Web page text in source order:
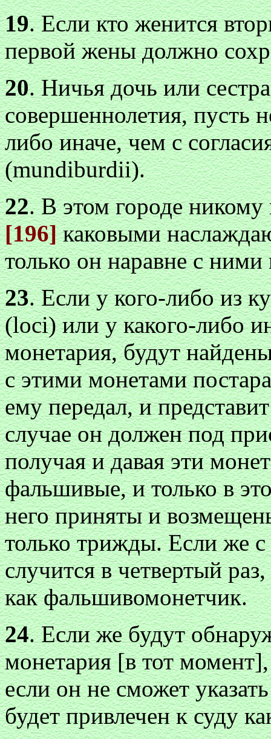
19. Если кто женится
первой жены должно
20. Ничья дочь или
совершеннолетия, пусть
либо иначе, чем с
(mundiburdii).
22. В этом городе никому
[196]каковыми
только он наравне с
23. Если у кого-либо из
(loci) или у какого-либо
монетария, будут
с этими монетами
ему передал, и
случае он должен под
получая и давая эти
фальшивые, и только в
него приняты и
только трижды. Если же
случится в четвертый
как фальшивомонетчик.
24. Если же будут
монетария [в тот
если он не сможет
будет привлечен к суду